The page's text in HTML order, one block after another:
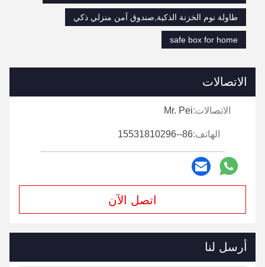
طاولة نوم الخزنة الذكية,صندوق آمن منزلي ذكي
safe box for home
الاتصالات
الاتصالات:Mr. Pei
الهاتف:86--15531810296
اتصل الآن
أرسل لنا